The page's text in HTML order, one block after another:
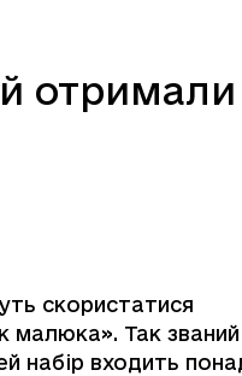
отримали
скористатися
Так званий
набір входить